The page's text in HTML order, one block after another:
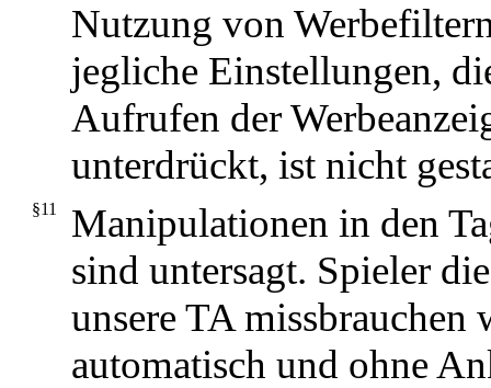
Nutzung von
jegliche Einstellungen,
Aufrufen der
unterdrückt, ist nicht
§11
Manipulationen in den
sind untersagt. Spieler
unsere TA missbrauchen
automatisch und ohne